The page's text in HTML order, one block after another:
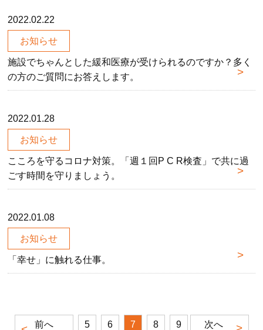
2022.02.22
お知らせ
施設でちゃんとした緩和医療が受けられるのですか？多く
の方のご質問にお答えします。
2022.01.28
お知らせ
こころを守るコロナ対策。「週１回P C R検査」で共に過
ごす時間を守りましょう。
2022.01.08
お知らせ
「幸せ」に触れる仕事。
前へ 5 6 7 8 9 次へ